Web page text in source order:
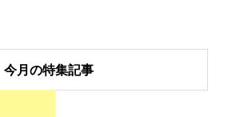
今月の特集記事